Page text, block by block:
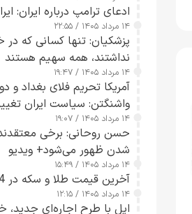
ادعای ترامپ درباره ایران:
۱۴ مرداد ۱۴۰۵ / ۲۲:۵۵
پزشکیان: تنها کسانی که در
نداشتند، همه سهیم هستند
۱۴ مرداد ۱۴۰۵ / ۱۹:۴۷
آمریکا تحریم فلای بغداد و
واشنگتن: سیاست ایران
۱۴ مرداد ۱۴۰۵ / ۱۹:۰۷
حسن روحانی: برخی
شدن ظهور می‌شود+ ویدیو
۱۴ مرداد ۱۴۰۵ / ۱۵:۴۹
آخرین قیمت طلا و سکه در 14 مرداد+ جدول
۱۴ مرداد ۱۴۰۵ / ۱۲:۱۵
اپل با طرح اجاره‌ای جدید،